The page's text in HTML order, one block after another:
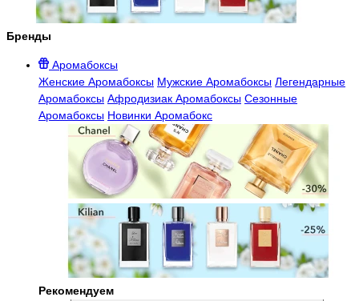
Бренды
Аромабоксы
Женские Аромабоксы Мужские Аромабоксы Легендарные
Аромабоксы Афродизиак Аромабоксы Сезонные
Аромабоксы Новинки Аромабокс
Рекомендуем